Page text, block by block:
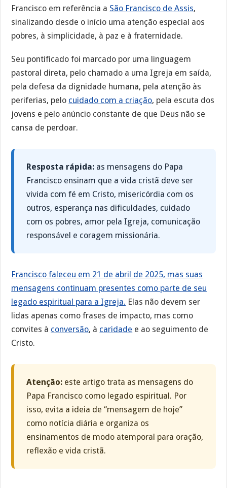
Francisco em referência a São Francisco de Assis,
sinalizando desde o início uma atenção especial aos
pobres, à simplicidade, à paz e à fraternidade.
Seu pontificado foi marcado por uma linguagem
pastoral direta, pelo chamado a uma Igreja em saída,
pela defesa da dignidade humana, pela atenção às
periferias, pelo cuidado com a criação, pela escuta dos
jovens e pelo anúncio constante de que Deus não se
cansa de perdoar.
Resposta rápida: as mensagens do Papa
Francisco ensinam que a vida cristã deve ser
vivida com fé em Cristo, misericórdia com os
outros, esperança nas dificuldades, cuidado
com os pobres, amor pela Igreja, comunicação
responsável e coragem missionária.
Francisco faleceu em 21 de abril de 2025, mas suas
mensagens continuam presentes como parte de seu
legado espiritual para a Igreja. Elas não devem ser
lidas apenas como frases de impacto, mas como
convites à conversão, à caridade e ao seguimento de
Cristo.
Atenção: este artigo trata as mensagens do
Papa Francisco como legado espiritual. Por
isso, evita a ideia de “mensagem de hoje”
como notícia diária e organiza os
ensinamentos de modo atemporal para oração,
reflexão e vida cristã.